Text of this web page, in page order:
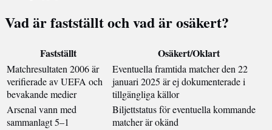
Vad är fastställt och vad är osäkert?
Fastställt Osäkert/Oklart
Matchresultaten 2006 är
verifierade av UEFA och
bevakande medier
Eventuella framtida matcher den 22
januari 2025 är ej dokumenterade i
tillgängliga källor
Arsenal vann med
sammanlagt 5–1
Biljettstatus för eventuella kommande
matcher är okänd